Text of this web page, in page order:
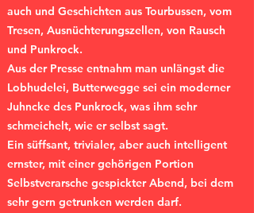
auch und Geschichten aus Tourbussen, vom
Tresen, Ausnüchterungszellen, von Rausch
und Punkrock.
Aus der Presse entnahm man unlängst die
Lobhudelei, Butterwegge sei ein moderner
Juhncke des Punkrock, was ihm sehr
schmeichelt, wie er selbst sagt.
Ein süffsant, trivialer, aber auch intelligent
ernster, mit einer gehörigen Portion
Selbstverarsche gespickter Abend, bei dem
sehr gern getrunken werden darf.